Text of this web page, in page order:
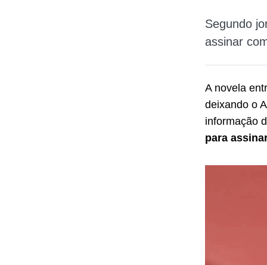
Segundo
assinar
A novela
deixando o
informação
para